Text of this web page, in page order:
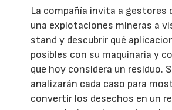
La compañía invita a gestores
una explotaciones mineras a
stand y descubrir qué
posibles con su maquinaria y
que hoy considera un residuo.
analizarán cada caso para
convertir los desechos en un